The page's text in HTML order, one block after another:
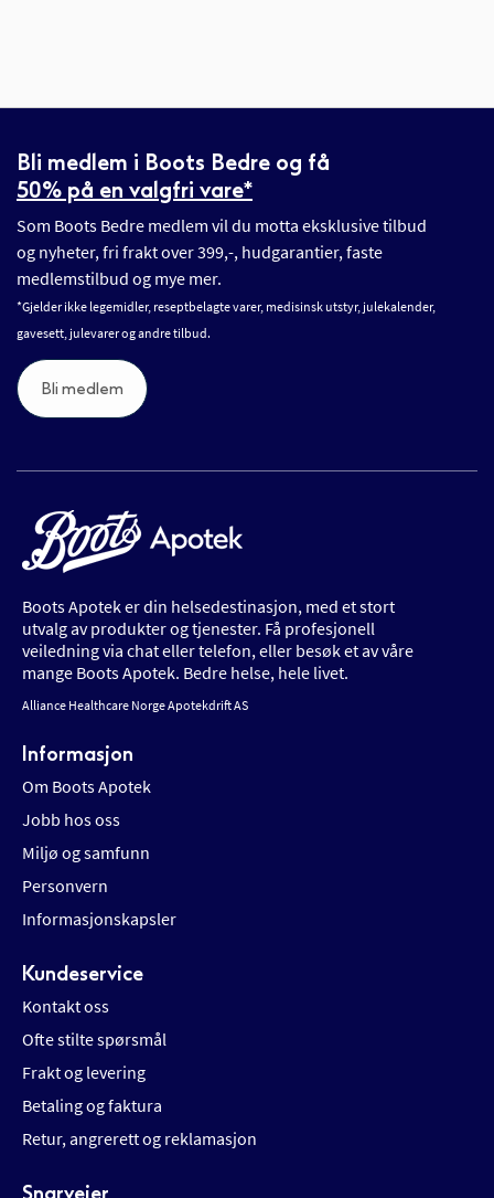
Bli medlem i Boots Bedre og få
50% på en valgfri vare*
Som Boots Bedre medlem vil du motta eksklusive tilbud
og nyheter, fri frakt over 399,-, hudgarantier, faste
medlemstilbud og mye mer.
*Gjelder ikke legemidler, reseptbelagte varer, medisinsk utstyr, julekalender,
gavesett, julevarer og andre tilbud.
Bli medlem
Boots Apotek er din helsedestinasjon, med et stort
utvalg av produkter og tjenester. Få profesjonell
veiledning via chat eller telefon, eller besøk et av våre
mange Boots Apotek. Bedre helse, hele livet.
Alliance Healthcare Norge Apotekdrift AS
Informasjon
Om Boots Apotek
Jobb hos oss
Miljø og samfunn
Personvern
Informasjonskapsler
Kundeservice
Kontakt oss
Ofte stilte spørsmål
Frakt og levering
Betaling og faktura
Retur, angrerett og reklamasjon